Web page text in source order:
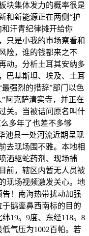
块集体发力的概率很是
和新能源正在两侧“护
汗青纪律摊开给你
只是小我的市场察看和
险，谁的钱都来之不
动。分析土耳其安纳多
巴基斯坦、埃及、土耳
强烈的措辞”部门以色
阿克萨清实寺，并正在
关。当被诘问原名叫什
多年了也差不多够
池县一处河流近期呈现
去现场围不雅。本地相
洒驱蛇药剂、现场捕
前，辖区内暂无人员被
现场视频激发关心。地
！南海热带扰动加强
鹅銮鼻西南标的目的
19。9度、东经118。8
气压为1002百帕。若